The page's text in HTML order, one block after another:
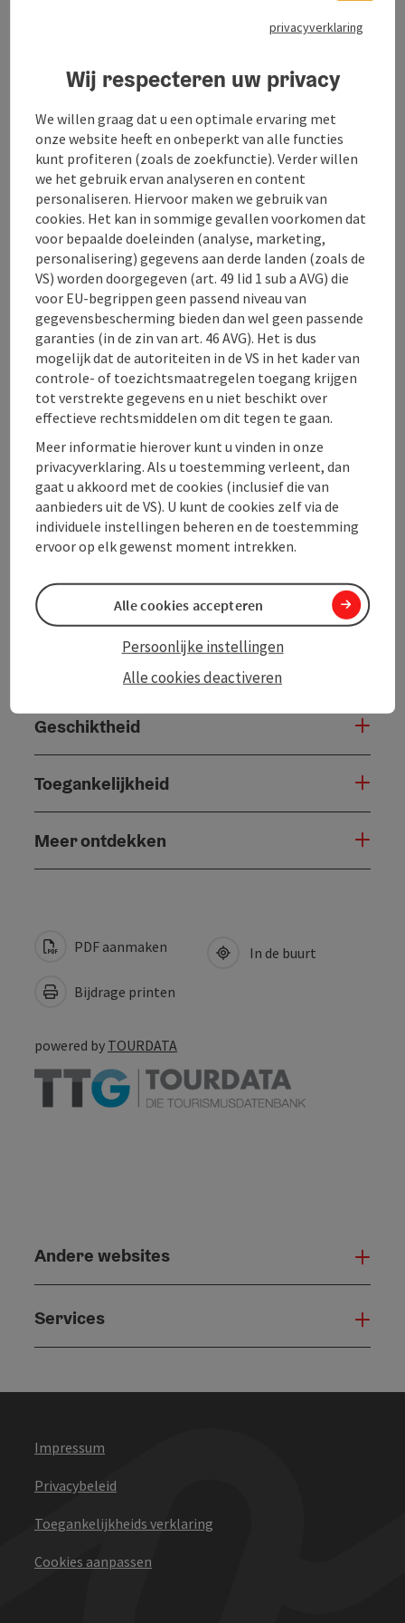
Traditionele herberg met feestzaal, salon,
seminarruimten met apparatuur en, als hoogtepunt,
een verlichte skilift.
Contact
Algemene informatie
Inrichting
Prijs
Verzorging
Ligging
Openingstijden
Geschiktheid
Toegankelijkheid
Meer ontdekken
Naar de website
PDF aanmaken
Bijdrage printen
In de buurt
powered by TOURDATA
Andere websites
Services
Impressum
Privacybeleid
Toegankelijkheids verklaring
Cookies aanpassen
privacyverklaring
Wij respecteren uw privacy
We willen graag dat u een optimale ervaring met
onze website heeft en onbeperkt van alle functies
kunt profiteren (zoals de zoekfunctie). Verder willen
we het gebruik ervan analyseren en content
personaliseren. Hiervoor maken we gebruik van
cookies. Het kan in sommige gevallen voorkomen dat
voor bepaalde doeleinden (analyse, marketing,
personalisering) gegevens aan derde landen (zoals de
VS) worden doorgegeven (art. 49 lid 1 sub a AVG) die
voor EU-begrippen geen passend niveau van
gegevensbescherming bieden dan wel geen passende
garanties (in de zin van art. 46 AVG). Het is dus
mogelijk dat de autoriteiten in de VS in het kader van
controle- of toezichtsmaatregelen toegang krijgen
tot verstrekte gegevens en u niet beschikt over
effectieve rechtsmiddelen om dit tegen te gaan.
Meer informatie hierover kunt u vinden in onze
privacyverklaring. Als u toestemming verleent, dan
gaat u akkoord met de cookies (inclusief die van
aanbieders uit de VS). U kunt de cookies zelf via de
individuele instellingen beheren en de toestemming
ervoor op elk gewenst moment intrekken.
Alle cookies deactiveren
Persoonlijke instellingen
Alle cookies accepteren